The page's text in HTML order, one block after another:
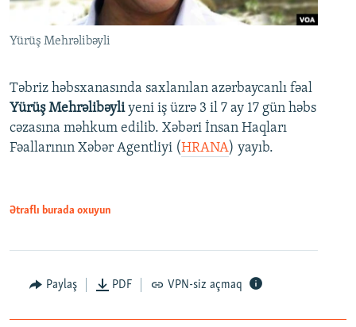
Yürüş Mehrəlibəyli
Təbriz həbsxanasında saxlanılan azərbaycanlı fəal
Yürüş Mehrəlibəyliyeni iş üzrə 3 il 7 ay 17 gün həbs
cəzasına məhkum edilib. Xəbəri İnsan Haqları
Fəallarının Xəbər Agentliyi (HRANA) yayıb.
Ətraflı burada oxuyun
Paylaş PDF VPN-siz açmaq